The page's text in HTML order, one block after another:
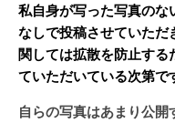
私自身が写った写真の
なしで投稿させていた
関しては拡散を防止す
ていただいている次第で
自らの写真はあまり公開